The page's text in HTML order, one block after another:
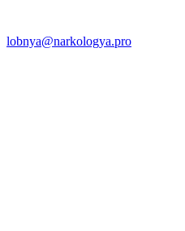
lobnya@narkologya.pro